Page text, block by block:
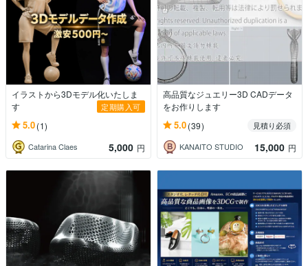
イラストから3Dモデル化いたしま
す
定期購入可
5.0(1)
Catarina Claes 5,000 円
高品質なジュエリー3D CADデータ
をお作りします
5.0(39)
見積り必須
KANAITO STUDIO
15,000 円